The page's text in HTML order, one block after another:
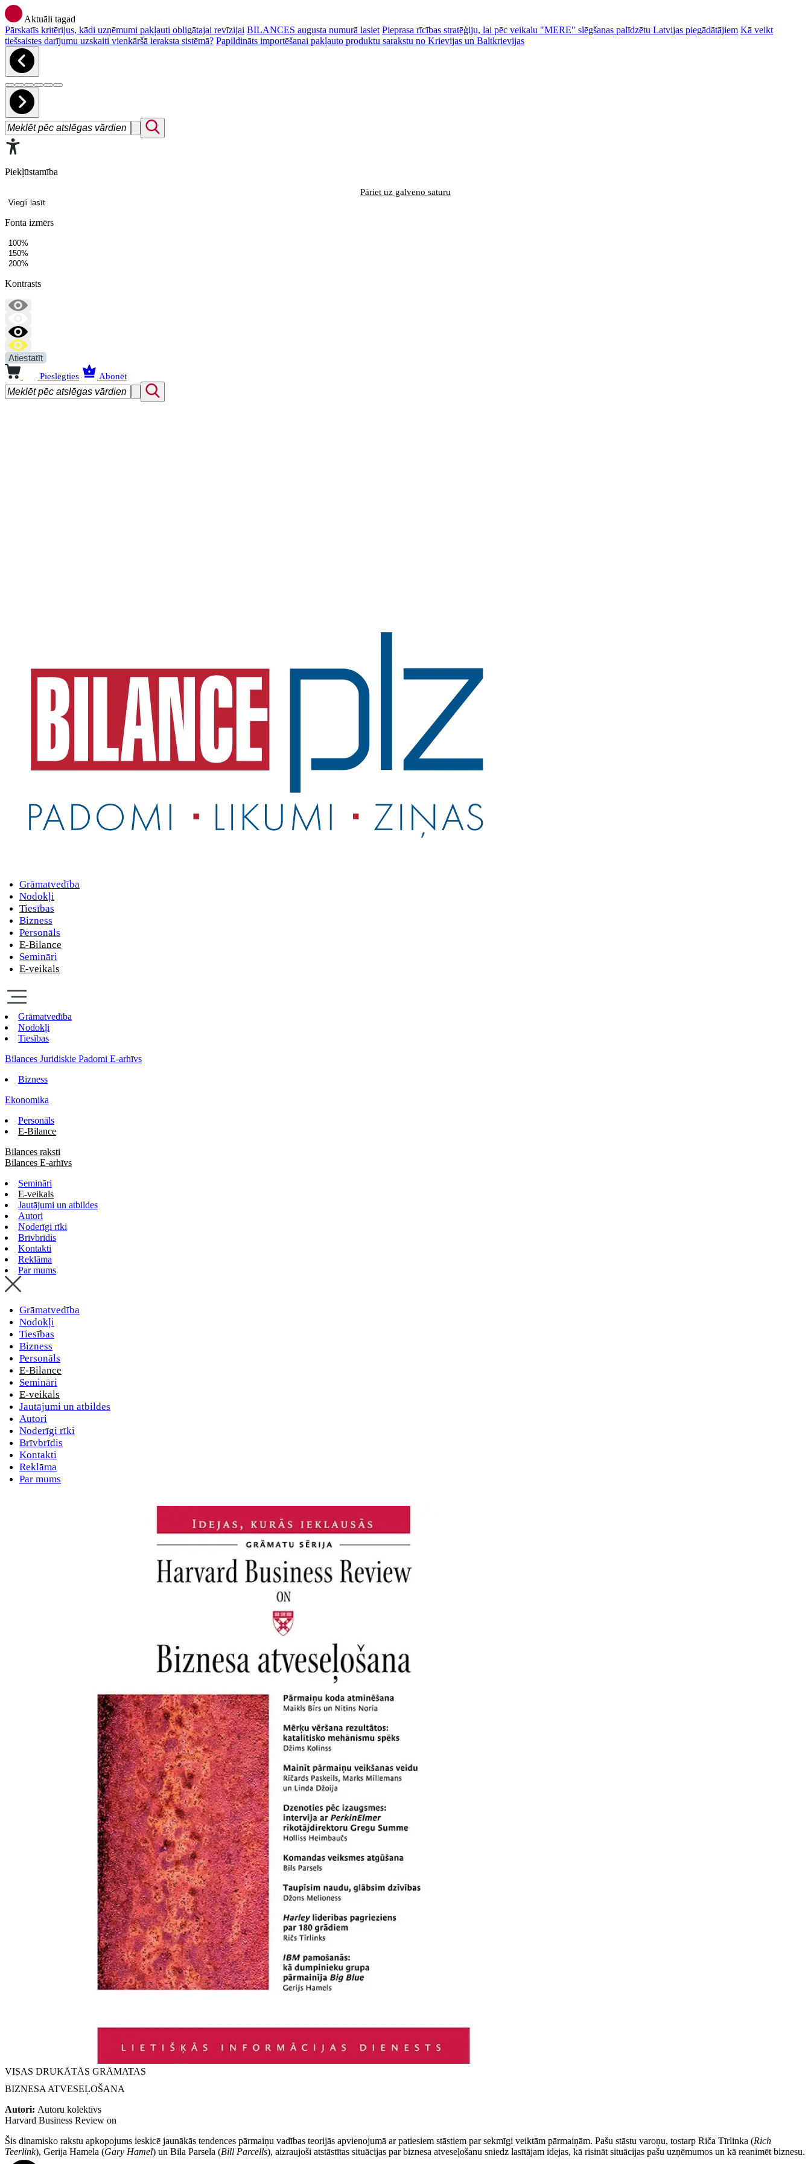
Aktuāli tagad
Pārskatīs kritērijus, kādi uzņēmumi pakļauti obligātajai revīzijai BILANCES augusta numurā lasiet Pieprasa rīcības stratēģiju, lai pēc veikalu "MERE" slēgšanas palīdzētu Latvijas piegādātājiem Kā veikt
tiešsaistes darījumu uzskaiti vienkāršā ieraksta sistēmā? Papildināts importēšanai pakļauto produktu sarakstu no Krievijas un Baltkrievijas
Piekļūstamība
Pāriet uz galveno saturu
Viegli lasīt
Fonta izmērs
100%
150%
200%
Kontrasts
Atiestatīt
Pieslēgties Abonēt
Grāmatvedība
Nodokļi
Tiesības
Bizness
Personāls
E-Bilance
Semināri
E-veikals
Grāmatvedība
Nodokļi
Tiesības
Bilances Juridiskie Padomi E-arhīvs
Bizness
Ekonomika
Personāls
E-Bilance
Bilances raksti
Bilances E-arhīvs
Semināri
E-veikals
Jautājumi un atbildes
Autori
Noderīgi rīki
Brīvbrīdis
Kontakti
Reklāma
Par mums
Grāmatvedība
Nodokļi
Tiesības
Bizness
Personāls
E-Bilance
Semināri
E-veikals
Jautājumi un atbildes
Autori
Noderīgi rīki
Brīvbrīdis
Kontakti
Reklāma
Par mums
VISAS DRUKĀTĀS GRĀMATAS
BIZNESA ATVESEĻOŠANA
Autori: Autoru kolektīvs
Harvard Business Review on
Šis dinamisko rakstu apkopojums ieskicē jaunākās tendences pārmaiņu vadības teorijās apvienojumā ar patiesiem stāstiem par sekmīgi veiktām pārmaiņām. Pašu stāstu varoņu, tostarp Riča Tīrlinka (Rich
Teerlink), Gerija Hamela (Gary Hamel) un Bila Parsela (Bill Parcells), aizraujoši atstāstītas situācijas par biznesa atveseļošanu sniedz lasītājam idejas, kā risināt situācijas pašu uzņēmumos un kā reanimēt biznesu.